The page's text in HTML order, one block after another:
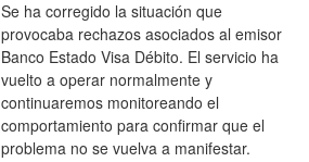
Se ha corregido la situación que
provocaba rechazos asociados al emisor
Banco Estado Visa Débito. El servicio ha
vuelto a operar normalmente y
continuaremos monitoreando el
comportamiento para confirmar que el
problema no se vuelva a manifestar.